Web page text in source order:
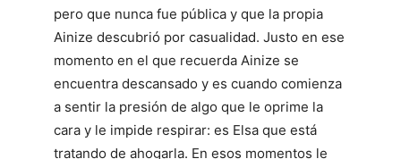
pero que nunca fue pública y que la propia
Ainize descubrió por casualidad. Justo en ese
momento en el que recuerda Ainize se
encuentra descansado y es cuando comienza
a sentir la presión de algo que le oprime la
cara y le impide respirar: es Elsa que está
tratando de ahogarla. En esos momentos le